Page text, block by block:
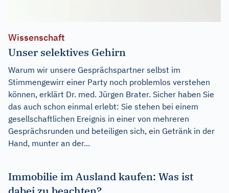
Wissenschaft
Unser selektives Gehirn
Warum wir unsere Gesprächspartner selbst im
Stimmengewirr einer Party noch problemlos verstehen
können, erklärt Dr. med. Jürgen Brater. Sicher haben Sie
das auch schon einmal erlebt: Sie stehen bei einem
gesellschaftlichen Ereignis in einer von mehreren
Gesprächsrunden und beteiligen sich, ein Getränk in der
Hand, munter an der...
Immobilie im Ausland kaufen: Was ist